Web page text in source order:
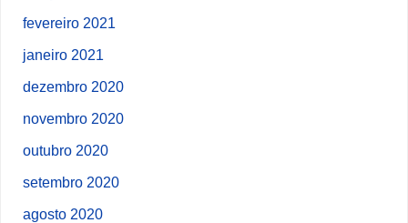
fevereiro 2021
janeiro 2021
dezembro 2020
novembro 2020
outubro 2020
setembro 2020
agosto 2020